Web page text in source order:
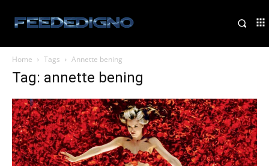
Home Tags Annette bening
Tag: annette bening